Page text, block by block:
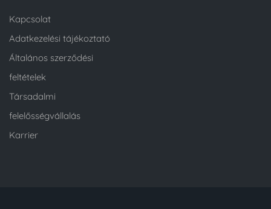
Kapcsolat
Adatkezelési tájékoztató
Általános szerződési
feltételek
Társadalmi
felelősségvállalás
Karrier